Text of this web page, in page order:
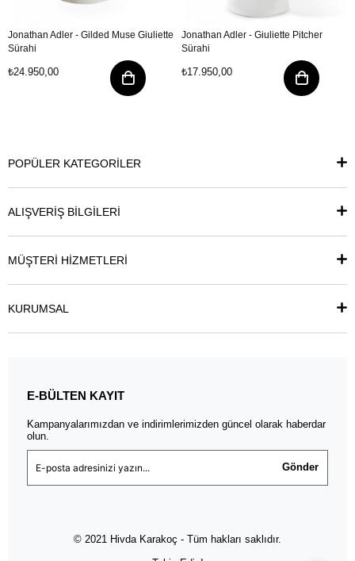
Jonathan Adler - Gilded Muse Giuliette
Sürahi
₺24.950,00
Jonathan Adler - Giuliette Pitcher
Sürahi
₺17.950,00
POPÜLER KATEGORİLER
ALIŞVERİŞ BİLGİLERİ
MÜŞTERİ HİZMETLERİ
KURUMSAL
E-BÜLTEN KAYIT
Kampanyalarımızdan ve indirimlerimizden güncel olarak haberdar
olun.
Gönder
© 2021 Hivda Karakoç - Tüm hakları saklıdır.